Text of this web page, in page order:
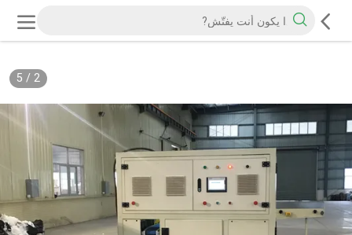
2
/
5